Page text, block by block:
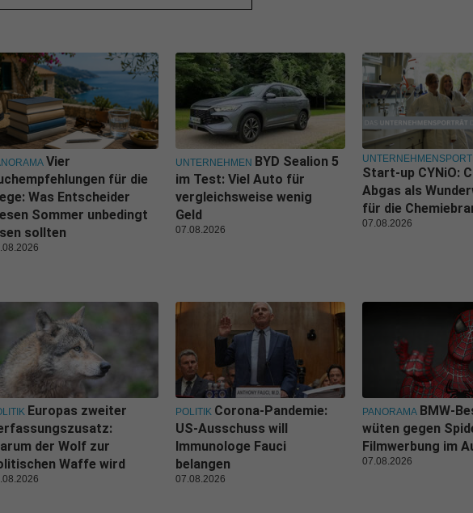
Vier
für die
Was Entscheider
Sommer unbedingt
sollten
UNTERNEHMEN BYD Sealion 5
im Test: Viel Auto für
vergleichsweise wenig
Geld
07.08.2026
Start-up CYNiO:
Abgas als
für die
07.08.2026
Europas zweiter
der Wolf zur
Waffe wird
POLITIK Corona-Pandemie:
US-Ausschuss will
Immunologe Fauci
belangen
07.08.2026
PANORAMA BMW-
wüten gegen
Filmwerbung im
07.08.2026